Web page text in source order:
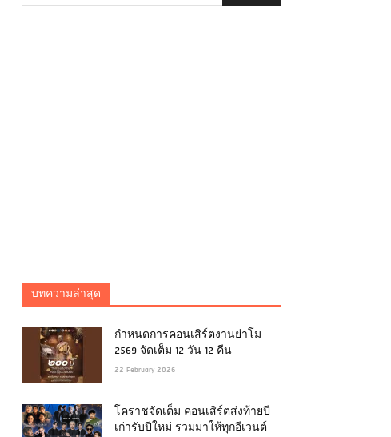
บทความล่าสุด
กำหนดการคอนเสิร์ตงานย่าโม
2569 จัดเต็ม 12 วัน 12 คืน
22 February 2026
โคราชจัดเต็ม คอนเสิร์ตส่งท้ายปี
เก่ารับปีใหม่ รวมมาให้ทุกอีเวนต์